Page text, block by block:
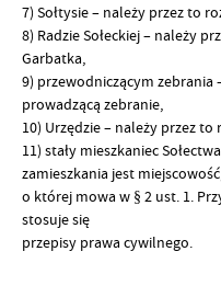
7) Sołtysie – należy przez to
8) Radzie Sołeckiej – należy
Garbatka,
9) przewodniczącym
prowadzącą zebranie,
10) Urzędzie – należy przez
11) stały mieszkaniec
zamieszkania jest
o której mowa w § 2 ust. 1.
stosuje się
przepisy prawa cywilnego.